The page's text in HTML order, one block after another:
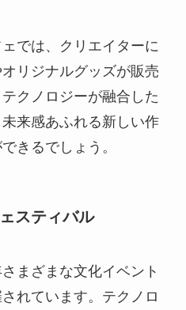
では、クリエイターに
リジナルグッズが販売
クノロジーが融合した
来感あふれる新しい作
きるでしょう。
スティバル
まざまな文化イベント
れています。テクノロ